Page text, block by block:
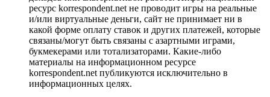
ресурс korrespondent.net не проводит игры на реальные
и/или виртуальные деньги, сайт не принимает ни в
какой форме оплату ставок и других платежей, которые
связаны/могут быть связаны с азартными играми,
букмекерами или тотализаторами. Какие-либо
материалы на информационном ресурсе
korrespondent.net публикуются исключительно в
информационных целях.